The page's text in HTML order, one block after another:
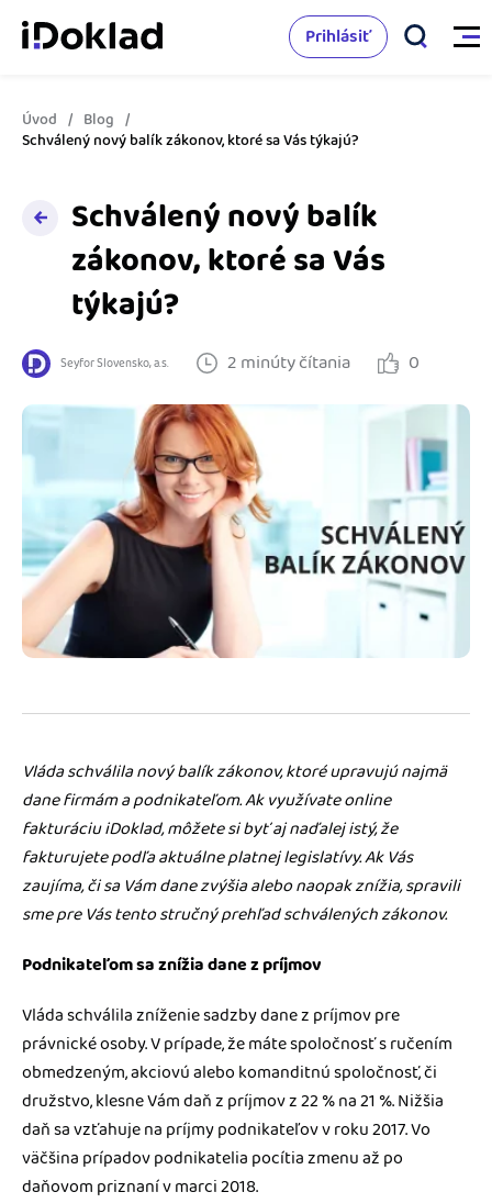
Vlastnosti
Online fakturácia
Správa kontaktov
Sledovanie cashflow
Spolupráca s účtovníkom
Prepojenie na ďalšie systémy
Spriatelení účtovníci
Katalóg doplnkov
Cenník
Vzdelanie
Ako sa vyznať vo fakturácii
Blog
Podnikateľský servis
Spýtajte sa nás
Prihlásiť
Úvod
Blog
Schválený nový balík zákonov, ktoré sa Vás týkajú?
Schválený nový balík
zákonov, ktoré sa Vás
týkajú?
Seyfor Slovensko, a.s. 2 minúty čítania 0
Vláda schválila nový balík zákonov, ktoré upravujú najmä
dane firmám a podnikateľom. Ak využívate online
fakturáciu iDoklad, môžete si byť aj naďalej istý, že
fakturujete podľa aktuálne platnej legislatívy. Ak Vás
zaujíma, či sa Vám dane zvýšia alebo naopak znížia, spravili
sme pre Vás tento stručný prehľad schválených zákonov.
Podnikateľom sa znížia dane z príjmov
Vláda schválila zníženie sadzby dane z príjmov pre
právnické osoby. V prípade, že máte spoločnosť s ručením
obmedzeným, akciovú alebo komanditnú spoločnosť, či
družstvo, klesne Vám daň z príjmov z 22 % na 21 %. Nižšia
daň sa vzťahuje na príjmy podnikateľov v roku 2017. Vo
väčšina prípadov podnikatelia pocítia zmenu až po
daňovom priznaní v marci 2018.